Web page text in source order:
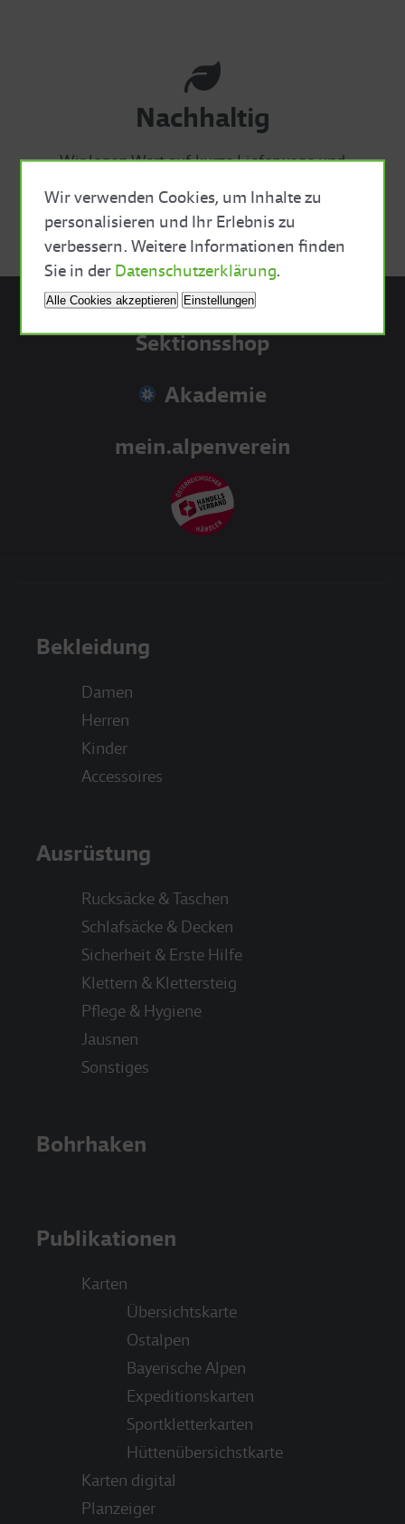
Nachhaltig
Wir legen Wert auf kurze Lieferwege und
Plastik.
Sektionsshop
Akademie
mein.alpenverein
Bekleidung
Damen
Herren
Kinder
Accessoires
Ausrüstung
Rucksäcke & Taschen
Schlafsäcke & Decken
Sicherheit & Erste Hilfe
Klettern & Klettersteig
Pflege & Hygiene
Jausnen
Sonstiges
Bohrhaken
Publikationen
Karten
Übersichtskarte
Ostalpen
Bayerische Alpen
Expeditionskarten
Sportkletterkarten
Hüttenübersichstkarte
Karten digital
Planzeiger
Close Cookie Bar
Wir verwenden Cookies, um Inhalte zu
personalisieren und Ihr Erlebnis zu
verbessern. Weitere Informationen finden
Sie in der Datenschutzerklärung.
Alle Cookies akzeptieren Einstellungen